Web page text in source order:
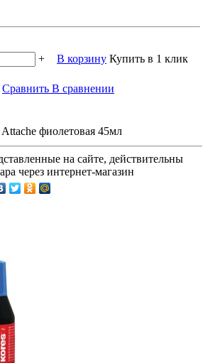
+ В корзину Купить в 1 клик
Сравнить В сравнении
фиолетовая 45мл
на сайте, действительны
через интернет-магазин